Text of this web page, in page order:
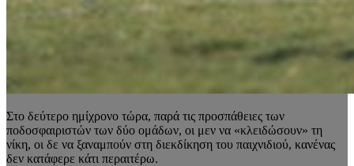
Στο δεύτερο ημίχρονο τώρα, παρά τις προσπάθειες των
ποδοσφαιριστών των δύο ομάδων, οι μεν να «κλειδώσουν» τη
νίκη, οι δε να ξαναμπούν στη διεκδίκηση του παιχνιδιού, κανένας
δεν κατάφερε κάτι περαιτέρω.